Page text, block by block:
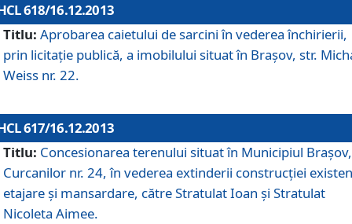
618/16.12.2013
Titlu: Aprobarea caietului de sarcini în vederea închirierii,
prin licitaţie publică, a imobilului situat în Braşov, str.
Weiss nr. 22.
617/16.12.2013
Titlu: Concesionarea terenului situat în Municipiul
Curcanilor nr. 24, în vederea extinderii construcţiei
etajare şi mansardare, către Stratulat Ioan şi Stratulat
Nicoleta Aimee.